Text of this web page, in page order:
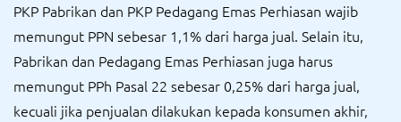
PKP Pabrikan dan PKP Pedagang Emas Perhiasan wajib
memungut PPN sebesar 1,1% dari harga jual. Selain itu,
Pabrikan dan Pedagang Emas Perhiasan juga harus
memungut PPh Pasal 22 sebesar 0,25% dari harga jual,
kecuali jika penjualan dilakukan kepada konsumen akhir,